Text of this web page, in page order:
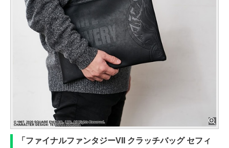
「ファイナルファンタジーVII クラッチバッグ セフィ